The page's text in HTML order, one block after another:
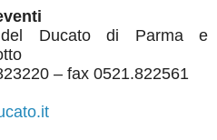
del Ducato di Parma e
– fax 0521.822561